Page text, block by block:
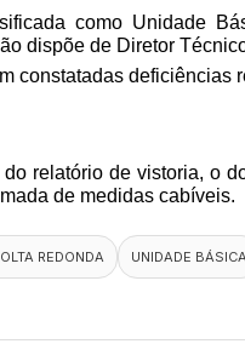
como Unidade
dispõe de Diretor
constatadas deficiências
relatório de vistoria, o
de medidas cabíveis.
REDONDA UNIDADE